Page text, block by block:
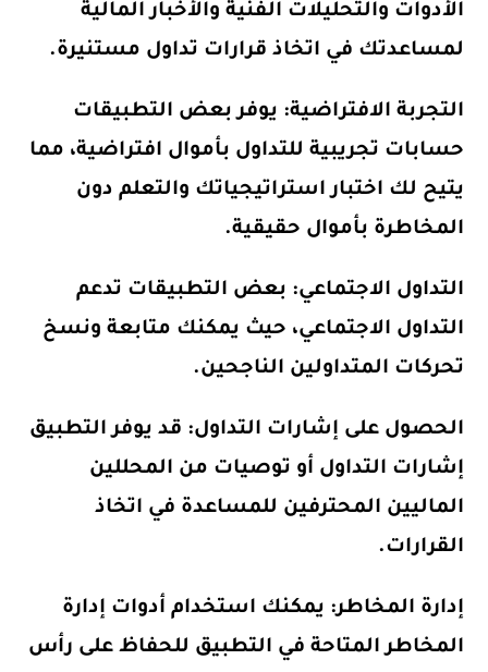
الأدوات والتحليلات الفنية والأخبار المالية
لمساعدتك في اتخاذ قرارات تداول مستنيرة.
التجربة الافتراضية: يوفر بعض التطبيقات
حسابات تجريبية للتداول بأموال افتراضية، مما
يتيح لك اختبار استراتيجياتك والتعلم دون
المخاطرة بأموال حقيقية.
التداول الاجتماعي: بعض التطبيقات تدعم
التداول الاجتماعي، حيث يمكنك متابعة ونسخ
تحركات المتداولين الناجحين.
الحصول على إشارات التداول: قد يوفر التطبيق
إشارات التداول أو توصيات من المحللين
الماليين المحترفين للمساعدة في اتخاذ
القرارات.
إدارة المخاطر: يمكنك استخدام أدوات إدارة
المخاطر المتاحة في التطبيق للحفاظ على رأس